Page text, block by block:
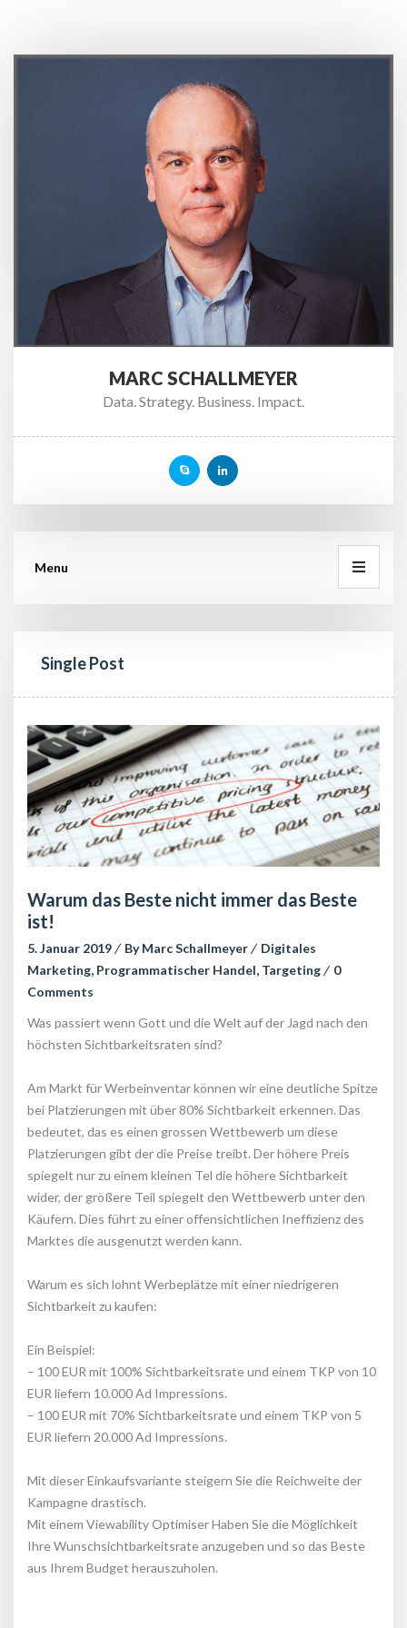
MARC SCHALLMEYER
Data. Strategy. Business. Impact.
Menu
Single Post
Warum das Beste nicht immer das Beste
ist!
5. Januar 2019 By Marc Schallmeyer
Digitales
Marketing, Programmatischer Handel, Targeting
0
Comment
Was passiert wenn Gott und die Welt auf der Jagd nach den
höchsten Sichtbarkeitsraten sind?
Am Markt für Werbeinventar können wir eine deutliche Spitze
bei Platzierungen mit über 80% Sichtbarkeit erkennen. Das
bedeutet, das es einen grossen Wettbewerb um diese
Platzierungen gibt der die Preise treibt. Der höhere Preis
piegelt nur zu einem kleinen Tel die höhere Sichtbarkeit
wider, der größere Teil spiegelt den Wettbewerb unter den
Käufern. Dies führt zu einer offensichtlichen Ineffizienz des
Marktes die ausgenutzt werden kann.
Warum es sich lohnt Werbeplätze mit einer niedrigeren
Sichtbarkeit zu kaufen:
Ein Beispiel:
– 100 EUR mit 100% Sichtbarkeitsrate und einem TKP von 10
EUR liefern 10.000 Ad Impressions.
– 100 EUR mit 70% Sichtbarkeitsrate und einem TKP von 5
EUR liefern 20.000 Ad Impressions.
Mit dieser Einkaufsvariante steigern Sie die Reichweite der
Kampagne drastisch.
Mit einem Viewability Optimiser Haben Sie die Möglichkeit
Ihre Wunschsichtbarkeitsrate anzugeben und so das Beste
aus Ihrem Budget herauszuholen.